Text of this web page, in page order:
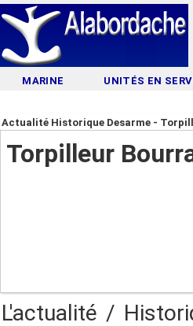
MARINE UNITÉS EN
Actualité Historique Desarme -
Torpilleur
L'actualité /